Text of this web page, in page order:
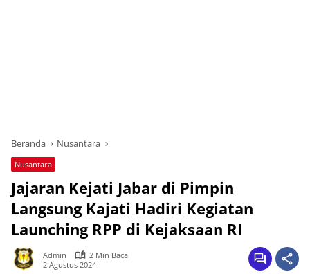
Beranda Nusantara
Nusantara
Jajaran Kejati Jabar di Pimpin
Langsung Kajati Hadiri Kegiatan
Launching RPP di Kejaksaan RI
Admin
2 Min Baca
2 Agustus 2024